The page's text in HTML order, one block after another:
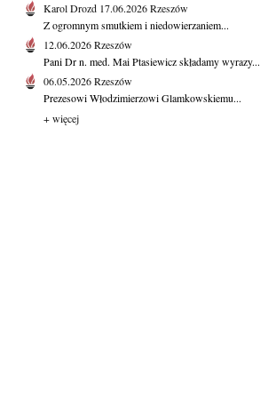
Karol Drozd 17.06.2026Rzeszów
Z ogromnym smutkiem i niedowierzaniem...
12.06.2026Rzeszów
Pani Dr n. med. Mai Ptasiewicz składamy wyrazy...
06.05.2026Rzeszów
Prezesowi Włodzimierzowi Glamkowskiemu...
+ więcej